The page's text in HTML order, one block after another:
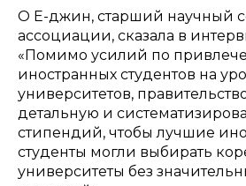
О Е-джин, старший научный
ассоциации, сказала в
«Помимо усилий по
иностранных студентов на
университетов,
детальную и
стипендий, чтобы лучшие
студенты могли выбирать
университеты без